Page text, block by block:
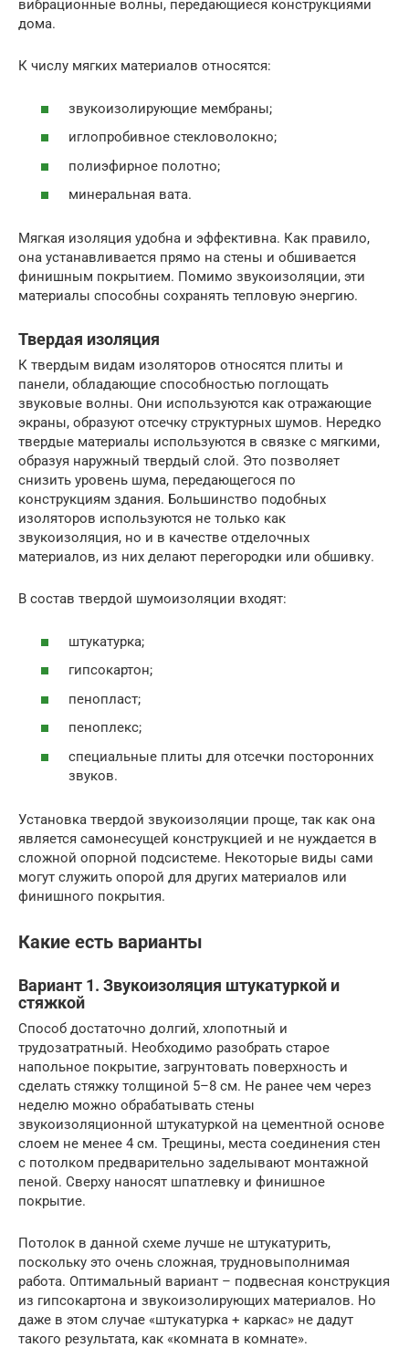
вибрационные волны, передающиеся конструкциями
дома.
К числу мягких материалов относятся:
звукоизолирующие мембраны;
иглопробивное стекловолокно;
полиэфирное полотно;
минеральная вата.
Мягкая изоляция удобна и эффективна. Как правило,
она устанавливается прямо на стены и обшивается
финишным покрытием. Помимо звукоизоляции, эти
материалы способны сохранять тепловую энергию.
Твердая изоляция
К твердым видам изоляторов относятся плиты и
панели, обладающие способностью поглощать
звуковые волны. Они используются как отражающие
экраны, образуют отсечку структурных шумов. Нередко
твердые материалы используются в связке с мягкими,
образуя наружный твердый слой. Это позволяет
снизить уровень шума, передающегося по
конструкциям здания. Большинство подобных
изоляторов используются не только как
звукоизоляция, но и в качестве отделочных
материалов, из них делают перегородки или обшивку.
В состав твердой шумоизоляции входят:
штукатурка;
гипсокартон;
пенопласт;
пеноплекс;
специальные плиты для отсечки посторонних
звуков.
Установка твердой звукоизоляции проще, так как она
является самонесущей конструкцией и не нуждается в
сложной опорной подсистеме. Некоторые виды сами
могут служить опорой для других материалов или
финишного покрытия.
Какие есть варианты
Вариант 1. Звукоизоляция штукатуркой и
стяжкой
Способ достаточно долгий, хлопотный и
трудозатратный. Необходимо разобрать старое
напольное покрытие, загрунтовать поверхность и
сделать стяжку толщиной 5–8 см. Не ранее чем через
неделю можно обрабатывать стены
звукоизоляционной штукатуркой на цементной основе
слоем не менее 4 см. Трещины, места соединения стен
с потолком предварительно заделывают монтажной
пеной. Сверху наносят шпатлевку и финишное
покрытие.
Потолок в данной схеме лучше не штукатурить,
поскольку это очень сложная, трудновыполнимая
работа. Оптимальный вариант – подвесная конструкция
из гипсокартона и звукоизолирующих материалов. Но
даже в этом случае «штукатурка + каркас» не дадут
такого результата, как «комната в комнате».